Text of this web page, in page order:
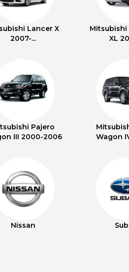
Lancer X
2007-...
XL
Pajero
III 2000-2006
Wagon
Nissan